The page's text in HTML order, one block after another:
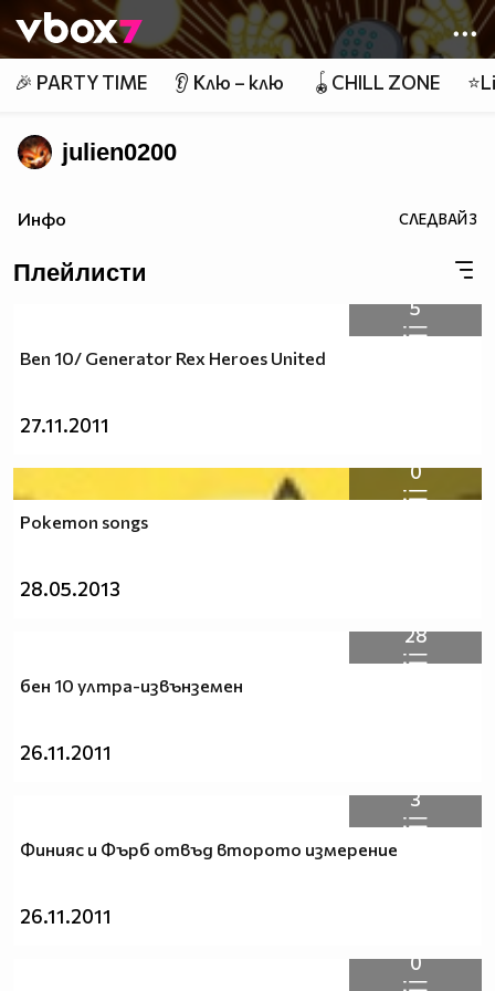
👾
🎉 PARTY TIME 👂 Клю – клю 🪀CHILL ZONE
julien0200
Инфо СЛЕДВАЙ3
Плейлисти
5
Ben 10/ Generator Rex Heroes United
27.11.2011
0
Pokemon songs
28.05.2013
28
бен 10 ултра-извънземен
26.11.2011
3
Финияс и Фърб отвъд второто измерение
26.11.2011
0